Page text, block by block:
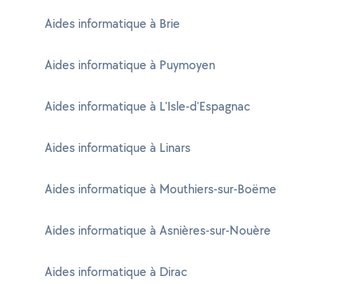
Aides informatique à Brie
Aides informatique à Puymoyen
Aides informatique à L'Isle-d'Espagnac
Aides informatique à Linars
Aides informatique à Mouthiers-sur-Boëme
Aides informatique à Asnières-sur-Nouère
Aides informatique à Dirac